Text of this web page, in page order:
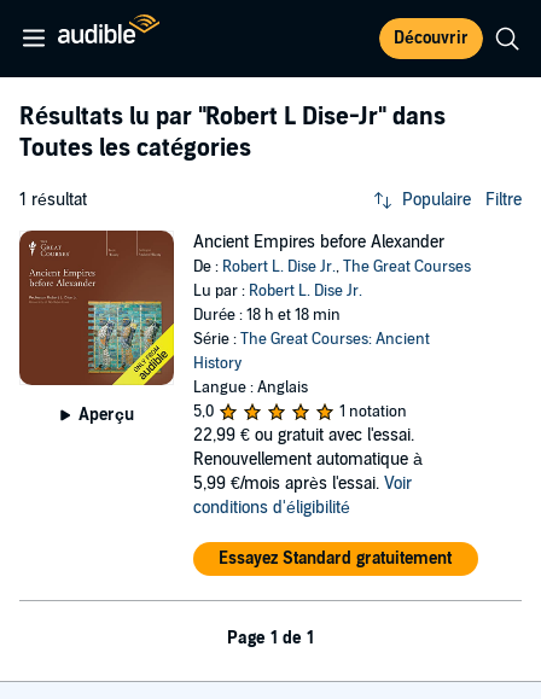
Découvrir
Résultats lu par "Robert L Dise-Jr" dans
Toutes les catégories
1 résultat Populaire Filtre
Aperçu
Ancient Empires before Alexander
De : Robert L. Dise Jr.,The Great Courses
Lu par : Robert L. Dise Jr.
Durée : 18 h et 18 min
Série :The Great Courses: Ancient
History
Langue : Anglais
5,0
1 notation
22,99 € ou gratuit avec l'essai.
Renouvellement automatique à
5,99 €/mois après l'essai. Voir
conditions d'éligibilité
Essayez Standard gratuitement
Page 1 de 1